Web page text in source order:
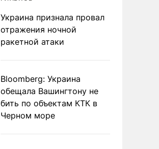
Украина признала провал
отражения ночной
ракетной атаки
Bloomberg: Украина
обещала Вашингтону не
бить по объектам КТК в
Черном море